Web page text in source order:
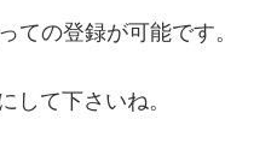
ての登録が可能です。
して下さいね。